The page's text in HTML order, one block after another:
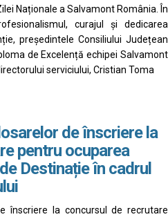
Naționale a Salvamont România. În
curajul și dedicarea
președintele Consiliului Județean
de Excelență echipei Salvamont
serviciului, Cristian Toma
de înscriere la
pentru ocuparea
Destinație în cadrul
înscriere la concursul de recrutare